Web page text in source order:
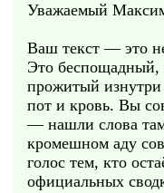
Уважаемый
Ваш текст — это
Это беспощадный,
прожитый
пот и кровь. Вы
— нашли слова
кромешном аду
голос тем, кто
официальных